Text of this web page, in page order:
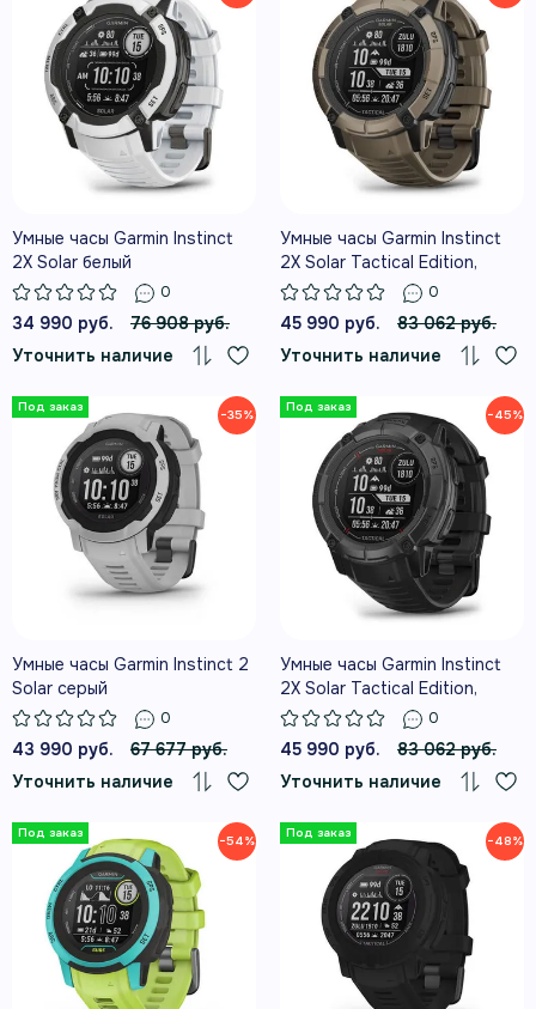
Умные часы Garmin Instinct
2X Solar белый
0
34 990 руб.
76 908 руб.
Уточнить наличие
Умные часы Garmin Instinct
2X Solar Tactical Edition,
коричневый
0
45 990 руб.
83 062 руб.
Уточнить наличие
−35%
Умные часы Garmin Instinct 2
Solar серый
0
43 990 руб.
67 677 руб.
Уточнить наличие
−45%
Умные часы Garmin Instinct
2X Solar Tactical Edition,
черный
0
45 990 руб.
83 062 руб.
Уточнить наличие
−54% −48%